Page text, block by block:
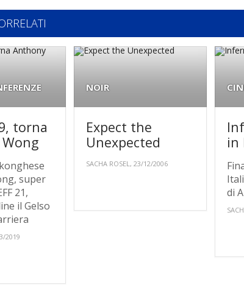
torna
super
21,
il Gelso
2019
NOIR
Expect the
Unexpected
SACHA ROSEL, 23/12/2006
in
di